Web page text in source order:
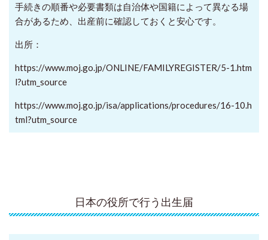
手続きの順番や必要書類は自治体や国籍によって異なる場
合があるため、出産前に確認しておくと安心です。
出所：
https://www.moj.go.jp/ONLINE/FAMILYREGISTER/5-1.htm
l?utm_source
https://www.moj.go.jp/isa/applications/procedures/16-10.h
tml?utm_source
日本の役所で行う出生届